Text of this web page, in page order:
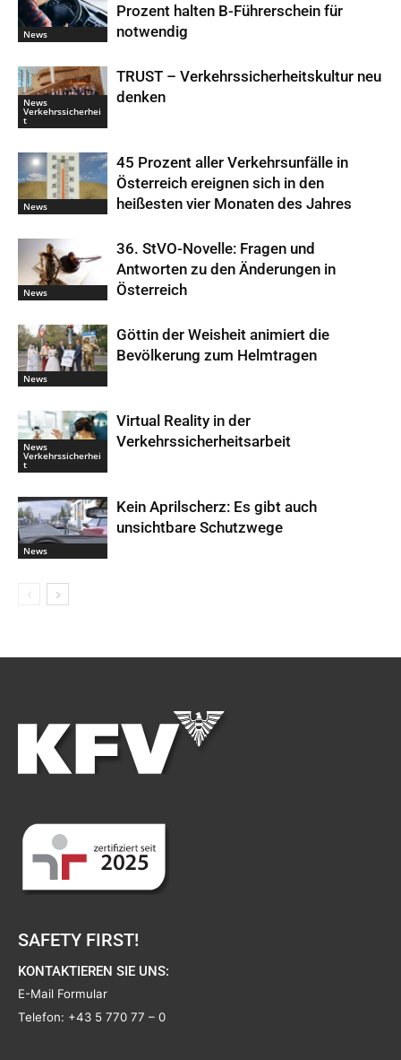
News
Prozent halten B-Führerschein für
notwendig
News
Verkehrssicherhei
t
TRUST – Verkehrssicherheitskultur neu
denken
News
45 Prozent aller Verkehrsunfälle in
Österreich ereignen sich in den
heißesten vier Monaten des Jahres
News
36. StVO-Novelle: Fragen und
Antworten zu den Änderungen in
Österreich
News
Göttin der Weisheit animiert die
Bevölkerung zum Helmtragen
News
Verkehrssicherhei
t
Virtual Reality in der
Verkehrssicherheitsarbeit
News
Kein Aprilscherz: Es gibt auch
unsichtbare Schutzwege
SAFETY FIRST!
KONTAKTIEREN SIE UNS:
E-Mail Formular
Telefon: +43 5 770 77 – 0